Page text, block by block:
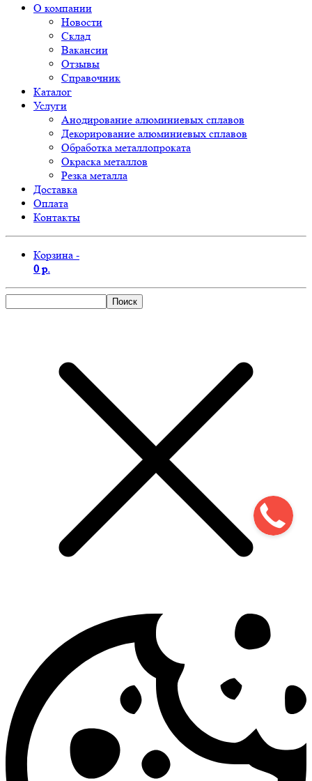
О компании
Новости
Склад
Вакансии
Отзывы
Справочник
Каталог
Услуги
Анодирование алюминиевых сплавов
Декорирование алюминиевых сплавов
Обработка металлопроката
Окраска металлов
Резка металла
Доставка
Оплата
Контакты
Корзина -
0 р.